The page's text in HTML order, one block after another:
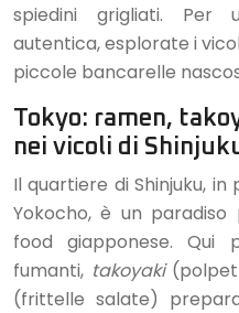
spiedini grigliati. Per
autentica, esplorate i
piccole bancarelle
Tokyo: ramen,
nei vicoli di
Il quartiere di Shinjuku,
Yokocho, è un
food giapponese. Qui
fumanti, takoyaki
(frittelle salate)